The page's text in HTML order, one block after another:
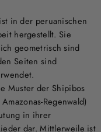
in der peruanischen
hergestellt. Sie
geometrisch sind
Seiten sind
Muster der Shipibos
Regenwald)
in ihrer
dar. Mittlerweile ist